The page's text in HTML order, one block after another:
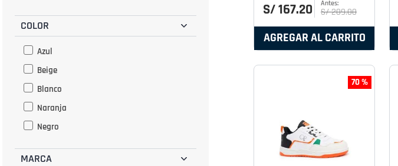
COLOR
Azul
Beige
Blanco
Naranja
Negro
MARCA
S/167.20 S/209.00
AGREGAR AL CARRITO
70 %